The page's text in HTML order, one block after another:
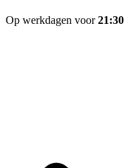
Op werkdagen voor21:30